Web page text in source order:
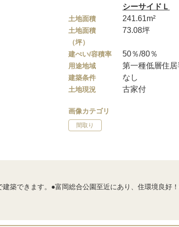
シーサイドＬ
土地面積 241.61m²
土地面積
（坪）
73.08坪
建ぺい/容積率 50％/80％
用途地域 第一種低層住
建築条件 なし
土地現況 古家付
画像カテゴリ
間取り
築できます。●富岡総合公園至近にあり、住環境良好